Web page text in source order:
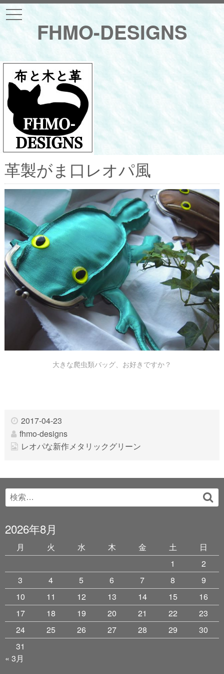
FHMO-DESIGNS
t
o
a
v
i
g
o
n
革製がま口レオパ風
大きな爬虫類バッグ、お好きですか？
2017-04-23
fhmo-designs
レオパな新作メタリックグリーン
Search
for:
2026年8月
月 火 水 木 金 土
日
1
2
3
4 5 6 7 8
9
10
11 12 13 14 15
16
17
18 19 20 21 22
23
24
25 26 27 28 29
30
31
« 3月